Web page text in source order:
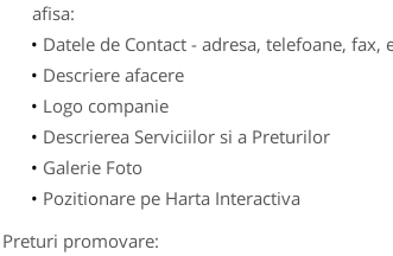
afisa:
Datele de Contact - adresa, telefoane, fax,
Descriere afacere
Logo companie
Descrierea Serviciilor si a Preturilor
Galerie Foto
Pozitionare pe Harta Interactiva
Preturi promovare: